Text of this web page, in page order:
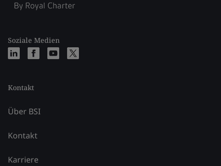
Soziale Medien
Kontakt
Über BSI
Kontakt
Karriere